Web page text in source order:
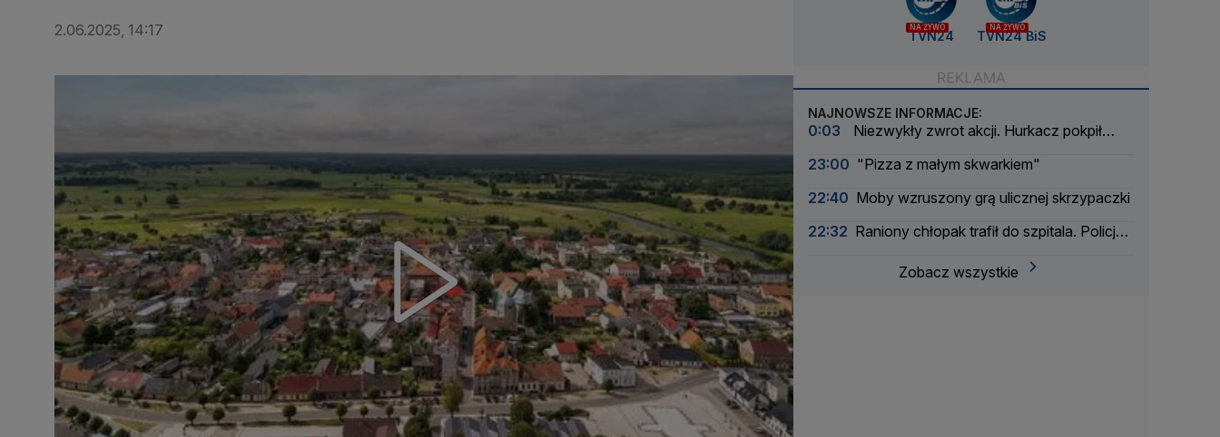
2.06.2025, 14:17 NA ŻYWO
TVN24
NA ŻYWO
TVN24 BiS
NAJNOWSZE INFORMACJE:
0:03
Niezwykły zwrot akcji. Hurkacz pokpił
23:00 "Pizza z małym skwarkiem"
22:40 Moby wzruszony grą ulicznej skrzypaczki
22:32 Raniony chłopak trafił do szpitala. Policja
Zobacz wszystkie